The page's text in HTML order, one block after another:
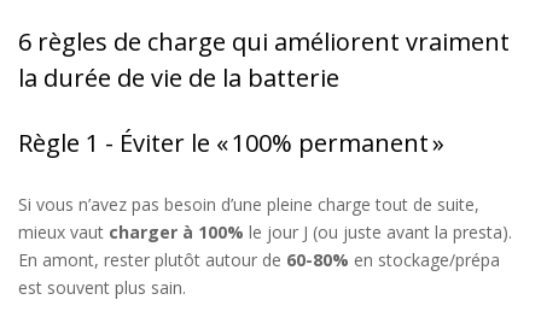
6 règles de charge qui améliorent vraiment
la durée de vie de la batterie
Règle 1 - Éviter le « 100% permanent »
Si vous n’avez pas besoin d’une pleine charge tout de suite,
mieux vaut charger à 100% le jour J (ou juste avant la presta).
En amont, rester plutôt autour de 60-80% en stockage/prépa
est souvent plus sain.